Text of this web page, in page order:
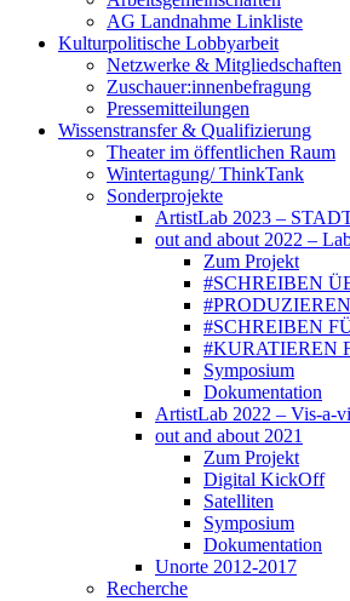
AG Landnahme Linkliste
Kulturpolitische Lobbyarbeit
Netzwerke & Mitgliedschaften
Zuschauer:innenbefragung
Pressemitteilungen
Wissenstransfer & Qualifizierung
Theater im öffentlichen Raum
Wintertagung/ ThinkTank
Sonderprojekte
ArtistLab 2023 –
out and about 2022 –
Zum Projekt
#SCHREIBEN
#SCHREIBEN
#KURATIEREN
Symposium
Dokumentation
ArtistLab 2022 – Vis-a-
out and about 2021
Zum Projekt
Digital KickOff
Satelliten
Symposium
Dokumentation
Unorte 2012-2017
Recherche